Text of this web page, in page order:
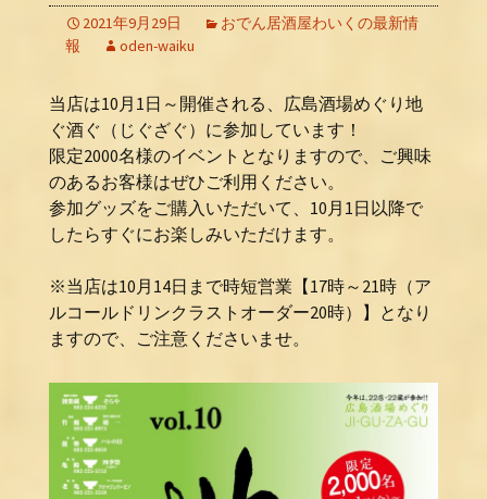
2021年9月29日
おでん居酒屋わいくの最新情
報
oden-waiku
当店は10月1日～開催される、広島酒場めぐり地
ぐ酒ぐ（じぐざぐ）に参加しています！
限定2000名様のイベントとなりますので、ご興味
のあるお客様はぜひご利用ください。
参加グッズをご購入いただいて、10月1日以降で
したらすぐにお楽しみいただけます。
※当店は10月14日まで時短営業【17時～21時（ア
ルコールドリンクラストオーダー20時）】となり
ますので、ご注意くださいませ。